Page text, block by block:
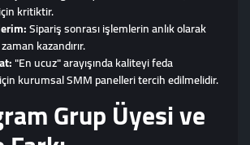
kritiktir.
Sipariş sonrası işlemlerin anlık olarak
kazandırır.
"En ucuz" arayışında kaliteyi feda
kurumsal SMM panelleri tercih edilmelidir.
Grup Üyesi ve